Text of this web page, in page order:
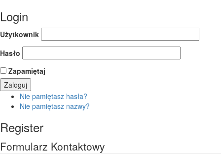
Login
Użytkownik
Hasło
Zapamiętaj
Nie pamiętasz hasła?
Nie pamiętasz nazwy?
Register
Formularz Kontaktowy